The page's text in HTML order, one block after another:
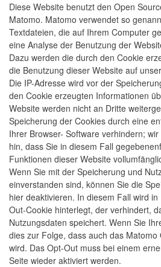
Diese Website benutzt den Open
Matomo. Matomo verwendet so
Textdateien, die auf Ihrem Computer
eine Analyse der Benutzung der
Dazu werden die durch den Cookie
die Benutzung dieser Website auf
Die IP-Adresse wird vor der
den Cookie erzeugten Informationen
Website werden nicht an Dritte
Speicherung der Cookies durch eine
Ihrer Browser- Software verhindern;
hin, dass Sie in diesem Fall
Funktionen dieser Website
Wenn Sie mit der Speicherung und
einverstanden sind, können Sie die
hier deaktivieren. In diesem Fall wird
Out-Cookie hinterlegt, der verhindert,
Nutzungsdaten speichert. Wenn Sie
dies zur Folge, dass auch das
wird. Das Opt-Out muss bei einem
Seite wieder aktiviert werden.